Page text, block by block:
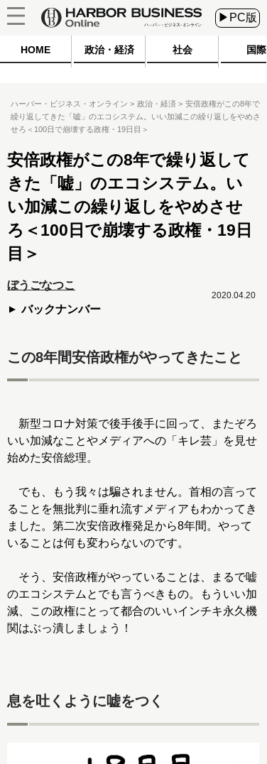
▶PC版
HOME 政治・経済 社会 国際
ハーバー・ビジネス・オンライン 政治・経済
安倍政権がこの8年で
繰り返してきた「嘘」のエコシステム。いい加減この繰り返しをやめさ
せろ＜100日で崩壊する政権・19日目＞
安倍政権がこの8年で繰り返して
きた「嘘」のエコシステム。い
い加減この繰り返しをやめさせ
ろ＜100日で崩壊する政権・19日
目＞
ぼうごなつこ
バックナンバー
2020.04.20
この8年間安倍政権がやってきたこと
新型コロナ対策で後手後手に回って、またぞろ
いい加減なことやメディアへの「キレ芸」を見せ
始めた安倍総理。
でも、もう我々は騙されません。首相の言って
ることを無批判に垂れ流すメディアもわかってき
ました。第二次安倍政権発足から8年間。やって
いることは何も変わらないのです。
そう、安倍政権がやっていることは、まるで嘘
のエコシステムとでも言うべきもの。もういい加
減、この政権にとって都合のいいインチキ永久機
関はぶっ潰しましょう！
息を吐くように嘘をつく